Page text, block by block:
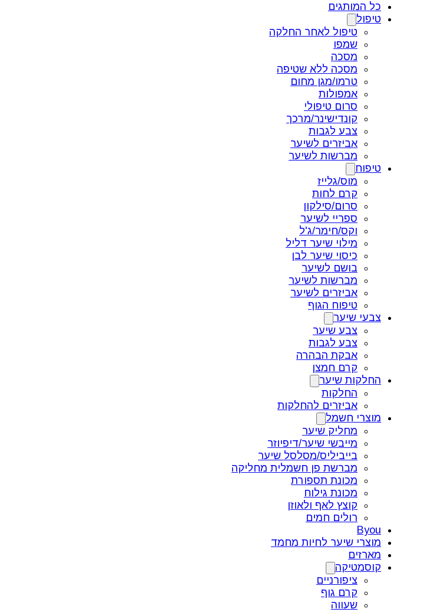
כל המותגים
טיפול
טיפול לאחר החלקה
שמפו
מסכה
מסכה ללא שטיפה
טרמו/מגן מחום
אמפולות
סרום טיפולי
קונדישינר/מרכך
צבע לגבות
אביזרים לשיער
מברשות לשיער
טיפוח
מוס/גלייז
קרם לחות
סרום/סילקון
ספריי לשיער
וקס/חימר/ג'ל
מילוי שיער דליל
כיסוי שיער לבן
בושם לשיער
מברשות לשיער
אביזרים לשיער
טיפוח הגוף
צבעי שיער
צבע שיער
צבע לגבות
אבקת הבהרה
קרם חמצן
החלקות שיער
החלקות
אביזרים להחלקות
מוצרי חשמל
מחליק שיער
מייבשי שיער/דיפיוזר
בייביליס/מסלסל שיער
מברשת פן חשמלית מחליקה
מכונת תספורת
מכונת גילוח
קוצץ לאף ולאוזן
רולים חמים
Byou
מוצרי שיער לחיות מחמד
מארזים
קוסמטיקה
ציפורניים
קרם גוף
שעווה